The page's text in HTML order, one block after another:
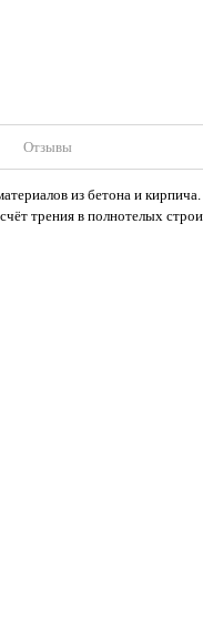
Отзывы
из бетона и
трения в полнотелых